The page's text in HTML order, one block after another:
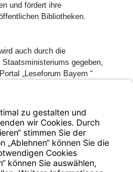
und fördert ihre
Bibliotheken.
auch durch die
Staatsministeriums gegeben,
„Leseforum Bayern “